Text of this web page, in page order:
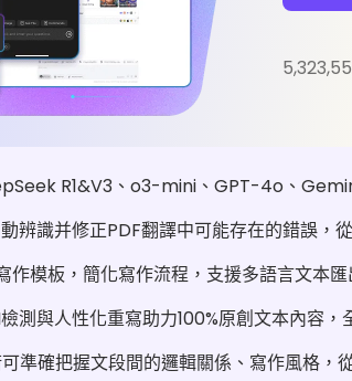
R1&V3、o3-mini、GPT-4o、
辨識并修正PDF翻譯中可能存在的錯誤，
作模板 ，簡化寫作流程，支援多語言文本
測與人性化重寫助力100%原創文本內容，
準確把握文段間的邏輯關係、寫作風格